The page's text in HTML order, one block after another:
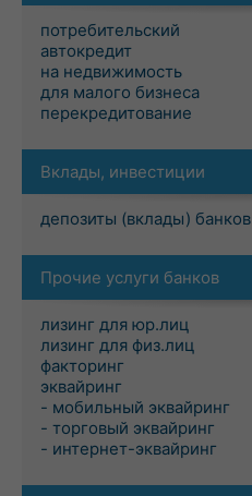
потребительский
автокредит
на недвижимость
для малого бизнеса
перекредитование
Вклады, инвестиции
депозиты (вклады) банков
Прочие услуги банков
лизинг для юр.лиц
лизинг для физ.лиц
факторинг
эквайринг
- мобильный эквайринг
- торговый эквайринг
- интернет-эквайринг